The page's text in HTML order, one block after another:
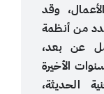
وقد
من أنظمة
عن بعد،
الأخيرة
الحديثة،